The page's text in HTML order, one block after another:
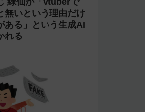
無いという理由だけ
ある」という生成AI
れる